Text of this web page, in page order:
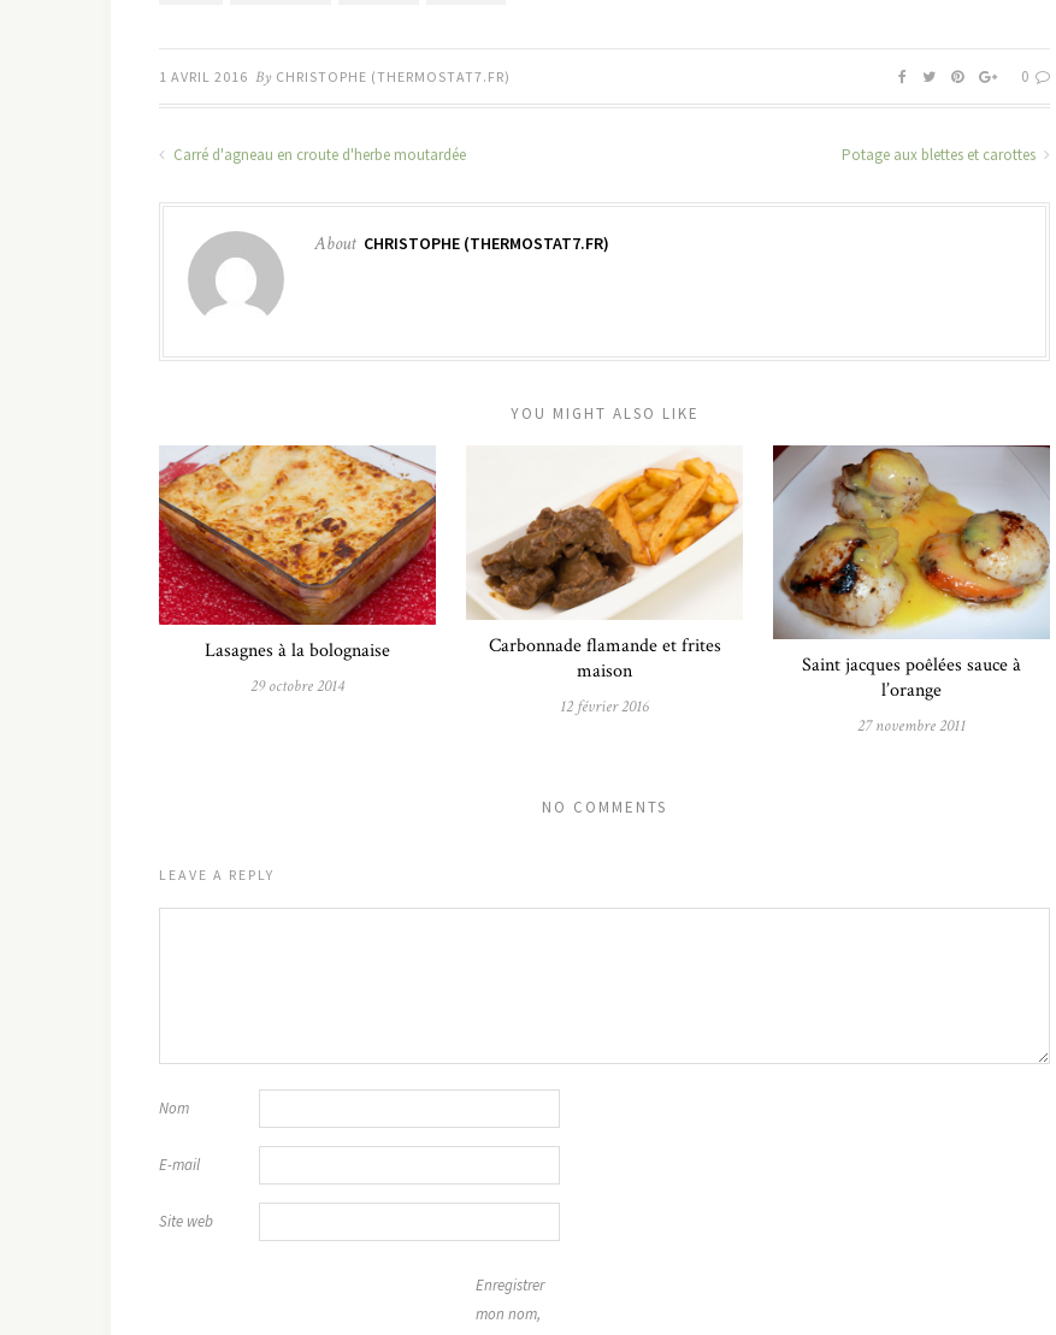
1 AVRIL 2016 By CHRISTOPHE (THERMOSTAT7.FR) 0
Carré d'agneau en croute d'herbe moutardée Potage aux blettes et carottes
About CHRISTOPHE (THERMOSTAT7.FR)
YOU MIGHT ALSO LIKE
Lasagnes à la bolognaise
29 octobre 2014
Carbonnade flamande et frites
maison
12 février 2016
Saint jacques poêlées sauce à
l’orange
27 novembre 2011
NO COMMENTS
LEAVE A REPLY
Nom
E-mail
Site web
Enregistrer
mon nom,